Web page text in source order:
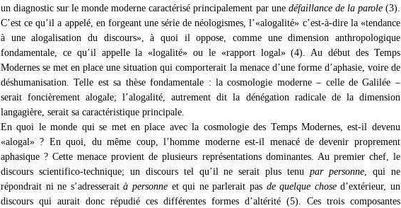
un diagnostic sur le monde moderne caractérisé principalement par une défaillance de la parole(3).
C’est ce qu’il a appelé, en forgeant une série de néologismes, l’«alogalité» c’est-à-dire la «tendance
à une alogalisation du discours», à quoi il oppose, comme une dimension anthropologique
fondamentale, ce qu’il appelle la «logalité» ou le «rapport logal» (4). Au début des Temps
Modernes se met en place une situation qui comporterait la menace d’une forme d’aphasie, voire de
déshumanisation. Telle est sa thèse fondamentale : la cosmologie moderne – celle de Galilée –
serait foncièrement alogale; l’alogalité, autrement dit la dénégation radicale de la dimension
langagière, serait sa caractéristique principale.
En quoi le monde qui se met en place avec la cosmologie des Temps Modernes, est-il devenu
«alogal» ? En quoi, du même coup, l’homme moderne est-il menacé de devenir proprement
aphasique ? Cette menace provient de plusieurs représentations dominantes. Au premier chef, le
discours scientifico-technique; un discours tel qu’il ne serait plus tenupar personne , qui ne
répondrait ni ne s’adresseraità personneet qui ne parlerait pas de quelque chosed’extérieur, un
discours qui aurait donc répudié ces différentes formes d’altérité (5). Ces trois composantes